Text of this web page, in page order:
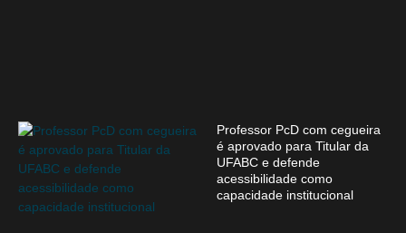
Professor PcD com cegueira
é aprovado para Titular da
UFABC e defende
acessibilidade como
capacidade institucional